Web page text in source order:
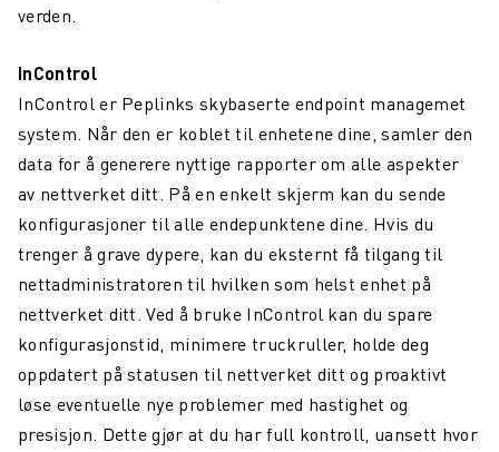
verden.
InControl
InControl er Peplinks skybaserte endpoint managemet
system. Når den er koblet til enhetene dine, samler den
data for å generere nyttige rapporter om alle aspekter
av nettverket ditt. På en enkelt skjerm kan du sende
konfigurasjoner til alle endepunktene dine. Hvis du
trenger å grave dypere, kan du eksternt få tilgang til
nettadministratoren til hvilken som helst enhet på
nettverket ditt. Ved å bruke InControl kan du spare
konfigurasjonstid, minimere truckruller, holde deg
oppdatert på statusen til nettverket ditt og proaktivt
løse eventuelle nye problemer med hastighet og
presisjon. Dette gjør at du har full kontroll, uansett hvor